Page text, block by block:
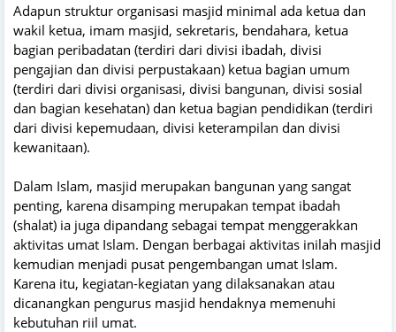
Adapun struktur organisasi masjid minimal ada ketua dan
wakil ketua, imam masjid, sekretaris, bendahara, ketua
bagian peribadatan (terdiri dari divisi ibadah, divisi
pengajian dan divisi perpustakaan) ketua bagian umum
(terdiri dari divisi organisasi, divisi bangunan, divisi sosial
dan bagian kesehatan) dan ketua bagian pendidikan (terdiri
dari divisi kepemudaan, divisi keterampilan dan divisi
kewanitaan).
Dalam Islam, masjid merupakan bangunan yang sangat
penting, karena disamping merupakan tempat ibadah
(shalat) ia juga dipandang sebagai tempat menggerakkan
aktivitas umat Islam. Dengan berbagai aktivitas inilah masjid
kemudian menjadi pusat pengembangan umat Islam.
Karena itu, kegiatan-kegiatan yang dilaksanakan atau
dicanangkan pengurus masjid hendaknya memenuhi
kebutuhan riil umat.